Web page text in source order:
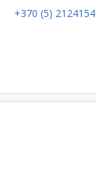
+370 (5) 2124154